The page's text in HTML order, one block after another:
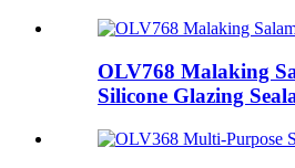
OLV768 Malaking
Silicone Glazing